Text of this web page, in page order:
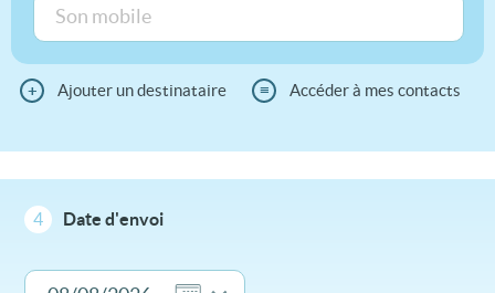
+ Ajouter un destinataire ≡ Accéder à mes contacts
4 Date d'envoi